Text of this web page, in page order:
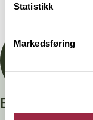
Statistikk
Markedsføring
Branntestet